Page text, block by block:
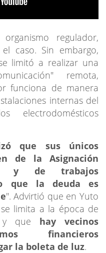
regulador,
caso. Sin embargo,
limitó a realizar una
remota,
funciona de manera
internas del
electrodomésticos
que sus únicos
de la Asignación
y de trabajos
que la deuda es
". Advirtió que en Yuto
limita a la época de
y que hay vecinos
financieros
la boleta de luz.